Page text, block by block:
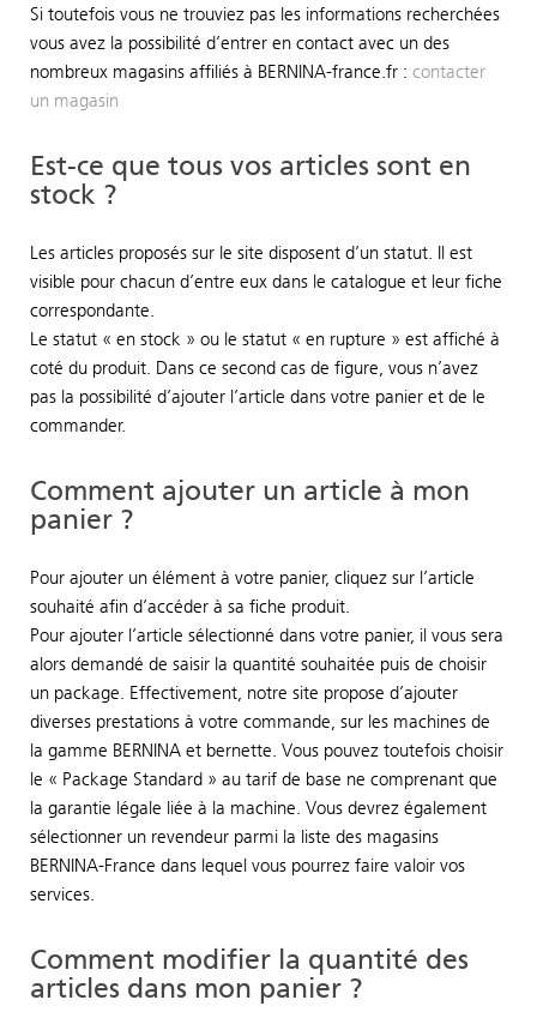
Si toutefois vous ne trouviez pas les informations recherchées
vous avez la possibilité d’entrer en contact avec un des
nombreux magasins affiliés à BERNINA-france.fr : contacter
un magasin
Est-ce que tous vos articles sont en
stock ?
Les articles proposés sur le site disposent d’un statut. Il est
visible pour chacun d’entre eux dans le catalogue et leur fiche
correspondante.
Le statut « en stock » ou le statut « en rupture » est affiché à
coté du produit. Dans ce second cas de figure, vous n’avez
pas la possibilité d’ajouter l’article dans votre panier et de le
commander.
Comment ajouter un article à mon
panier ?
Pour ajouter un élément à votre panier, cliquez sur l’article
souhaité afin d’accéder à sa fiche produit.
Pour ajouter l’article sélectionné dans votre panier, il vous sera
alors demandé de saisir la quantité souhaitée puis de choisir
un package. Effectivement, notre site propose d’ajouter
diverses prestations à votre commande, sur les machines de
la gamme BERNINA et bernette. Vous pouvez toutefois choisir
le « Package Standard » au tarif de base ne comprenant que
la garantie légale liée à la machine. Vous devrez également
sélectionner un revendeur parmi la liste des magasins
BERNINA-France dans lequel vous pourrez faire valoir vos
services.
Comment modifier la quantité des
articles dans mon panier ?